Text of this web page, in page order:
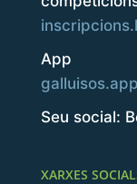
App
Seu social:
XARXES